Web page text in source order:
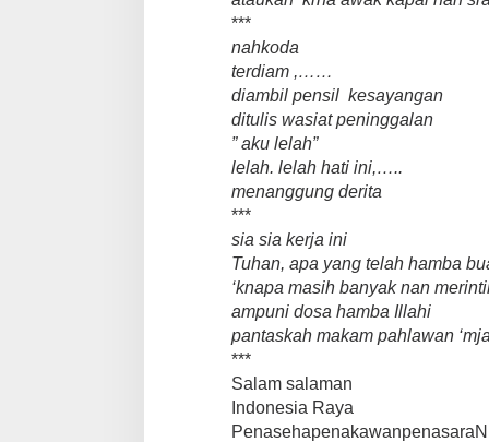
***
nahkoda
terdiam ,……
diambil pensil kesayangan
ditulis wasiat peninggalan
” aku lelah”
lelah. lelah hati ini,…..
menanggung derita
***
sia sia kerja ini
Tuhan, apa yang telah hamba
‘knapa masih banyak nan
ampuni dosa hamba Illahi
pantaskah makam pahlawan
***
Salam salaman
Indonesia Raya
PenasehapenakawanpenasaraN